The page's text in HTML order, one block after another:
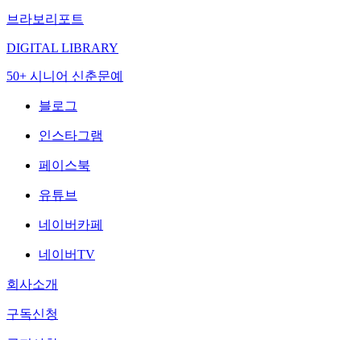
브라보리포트
DIGITAL LIBRARY
50+ 시니어 신춘문예
블로그
인스타그램
페이스북
유튜브
네이버카페
네이버TV
회사소개
구독신청